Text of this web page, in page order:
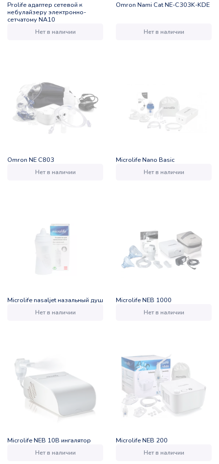
Prolife адаптер сетевой к
небулайзеру электронно-
сетчатому NA10
Нет в наличии
Omron Nami Cat NE-C303K-KDE
Нет в наличии
Omron NE C803
Нет в наличии
Microlife Nano Basic
Нет в наличии
Microlife nasaljet назальный душ
Нет в наличии
Microlife NEB 1000
Нет в наличии
Microlife NEB 10В ингалятор
Нет в наличии
Microlife NEB 200
Нет в наличии